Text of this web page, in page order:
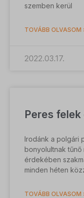
szemben kerül
TOVÁBB OLVASOM
2022.03.17.
Peres
Irodánk a polgári
bonyolultnak
érdekében
minden héten
TOVÁBB OLVASOM
ucp_tabs